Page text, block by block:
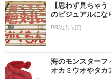
【思わず見ちゃ
のビジュアルにな
PR(ねとらぼ)
海のモンスター
オカミウオやタカ